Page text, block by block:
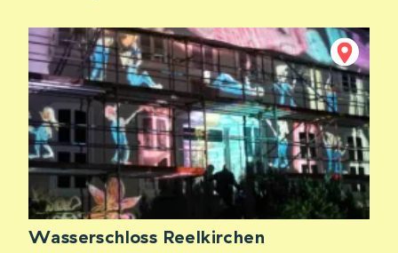
Wasserschloss Reelkirchen